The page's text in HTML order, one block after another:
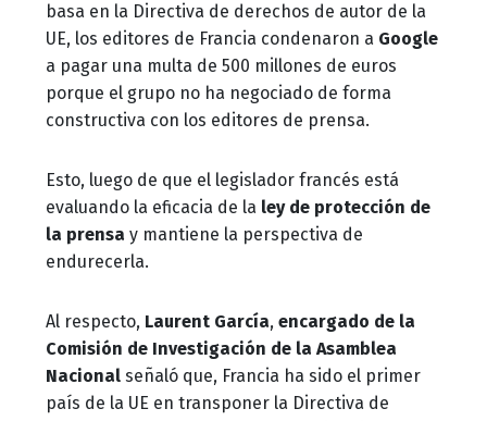
basa en la Directiva de derechos de autor de la
UE, los editores de Francia condenaron a Google
a pagar una multa de 500 millones de euros
porque el grupo no ha negociado de forma
constructiva con los editores de prensa.
Esto, luego de que el legislador francés está
evaluando la eficacia de la ley de protección de
la prensa y mantiene la perspectiva de
endurecerla.
Al respecto, Laurent García, encargado de la
Comisión de Investigación de la Asamblea
Nacional señaló que, Francia ha sido el primer
país de la UE en transponer la Directiva de